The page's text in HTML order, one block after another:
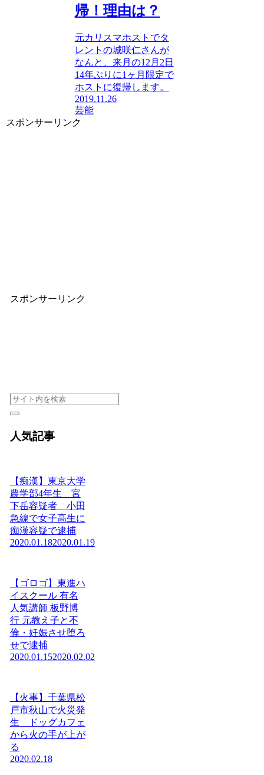
帰！理由は？
元カリスマホストでタ
レントの城咲仁さんが
なんと、来月の12月2日
14年ぶりに1ヶ月限定で
ホストに復帰します。
2019.11.26
芸能
スポンサーリンク
スポンサーリンク
人気記事
【痴漢】東京大学
農学部4年生 宮
下岳容疑者 小田
急線で女子高生に
痴漢容疑で逮捕
2020.01.182020.01.19
【ゴロゴ】東進ハ
イスクール 有名
人気講師 板野博
行 元教え子と不
倫・妊娠させ堕ろ
せで逮捕
2020.01.152020.02.02
【火事】千葉県松
戸市秋山で火災発
生 ドッグカフェ
から火の手が上が
る
2020.02.18